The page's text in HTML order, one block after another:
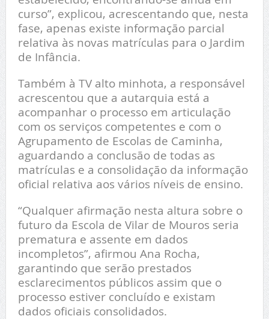
curso”, explicou, acrescentando que, nesta
fase, apenas existe informação parcial
relativa às novas matrículas para o Jardim
de Infância.
Também à TV alto minhota, a responsável
acrescentou que a autarquia está a
acompanhar o processo em articulação
com os serviços competentes e com o
Agrupamento de Escolas de Caminha,
aguardando a conclusão de todas as
matrículas e a consolidação da informação
oficial relativa aos vários níveis de ensino.
“Qualquer afirmação nesta altura sobre o
futuro da Escola de Vilar de Mouros seria
prematura e assente em dados
incompletos”, afirmou Ana Rocha,
garantindo que serão prestados
esclarecimentos públicos assim que o
processo estiver concluído e existam
dados oficiais consolidados.